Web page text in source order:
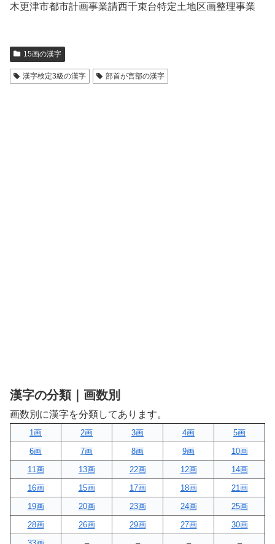
木更津市都市計画事業請西千束台特定土地区画整理事業
15画の漢字
漢字検定3級の漢字 部首が言部の漢字
漢字の分類｜画数別
画数別に漢字を分類してあります。
1画 2画 3画 4画
5画
6画
7画 8画 9画
10画
11画
13画 22画 12画
14画
16画
15画 17画 18画
21画
19画
20画 23画 24画
25画
28画
26画 29画 27画
30画